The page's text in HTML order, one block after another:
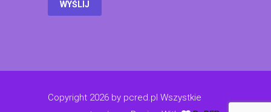
Copyright 2026 by pcred.pl Wszystkie